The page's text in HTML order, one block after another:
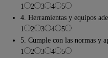
1
2 3 4
5
4. Herramientas y equipos
1
2 3 4
5
5. Cumple con las normas y
1
2 3 4
5